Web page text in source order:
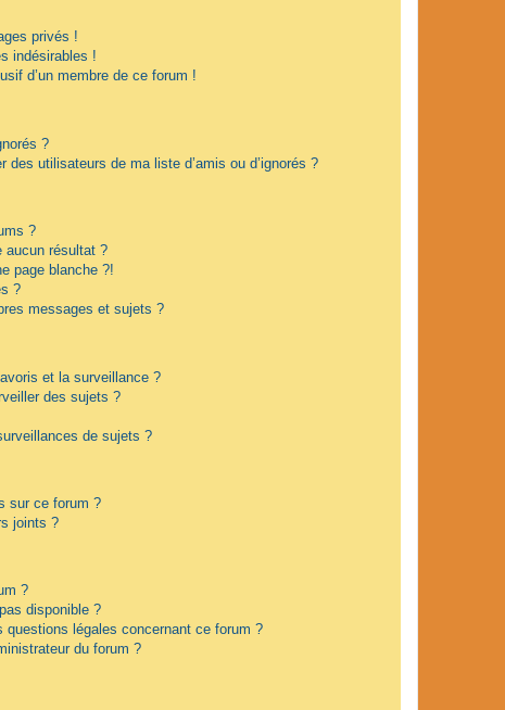
privés !
indésirables !
d’un membre de ce forum !
?
des utilisateurs de ma liste d’amis ou d’ignorés ?
?
aucun résultat ?
page blanche ?!
?
messages et sujets ?
et la surveillance ?
des sujets ?
de sujets ?
sur ce forum ?
joints ?
?
disponible ?
légales concernant ce forum ?
du forum ?